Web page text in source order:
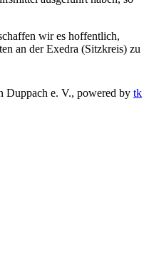
wir es hoffentlich,
an der Exedra (Sitzkreis) zu
Duppach e. V., powered by tk